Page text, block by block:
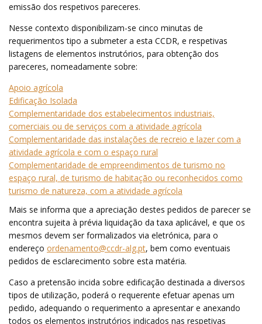
emissão dos respetivos pareceres.
Nesse contexto disponibilizam-se cinco minutas de
requerimentos tipo a submeter a esta CCDR, e respetivas
listagens de elementos instrutórios, para obtenção dos
pareceres, nomeadamente sobre:
Apoio agrícola
Edificação Isolada
Complementaridade dos estabelecimentos industriais,
comerciais ou de serviços com a atividade agrícola
Complementaridade das instalações de recreio e lazer com a
atividade agrícola e com o espaço rural
Complementaridade de empreendimentos de turismo no
espaço rural, de turismo de habitação ou reconhecidos como
turismo de natureza, com a atividade agrícola
Mais se informa que a apreciação destes pedidos de parecer se
encontra sujeita à prévia liquidação da taxa aplicável, e que os
mesmos devem ser formalizados via eletrónica, para o
endereço ordenamento@ccdr-alg.pt, bem como eventuais
pedidos de esclarecimento sobre esta matéria.
Caso a pretensão incida sobre edificação destinada a diversos
tipos de utilização, poderá o requerente efetuar apenas um
pedido, adequando o requerimento a apresentar e anexando
todos os elementos instrutórios indicados nas respetivas